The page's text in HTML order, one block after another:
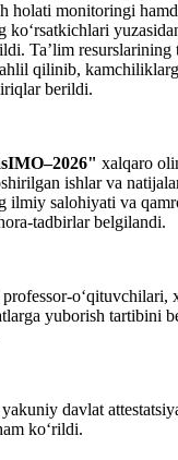
holati monitoringi
ko‘rsatkichlari
Ta’lim
qilinib,
berildi.
xalqaro
ishlar va
ilmiy salohiyati va
tadbirlar belgilandi.
o‘qituvchilari,
yuborish tartibini
davlat
ko‘rildi.